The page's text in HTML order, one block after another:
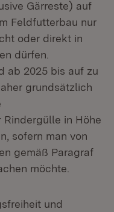
Gärreste) auf
Feldfutterbau nur
oder direkt in
dürfen.
ab 2025 bis auf zu
grundsätzlich
in Höhe
sofern man von
gemäß Paragraf
möchte.
und